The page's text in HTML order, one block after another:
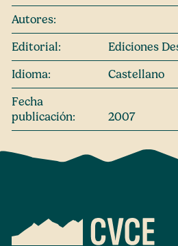
Autores:
Editorial:
Ediciones
Idioma:
Castellano
Fecha
publicación:
2007